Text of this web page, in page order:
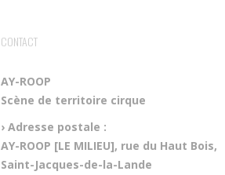
CONTACT
AY-ROOP
Scène de territoire cirque
› Adresse postale :
AY-ROOP [LE MILIEU], rue du Haut Bois,
Saint-Jacques-de-la-Lande